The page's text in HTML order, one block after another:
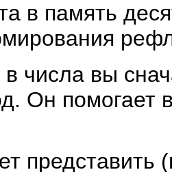
в память
числа вы
Он помогает